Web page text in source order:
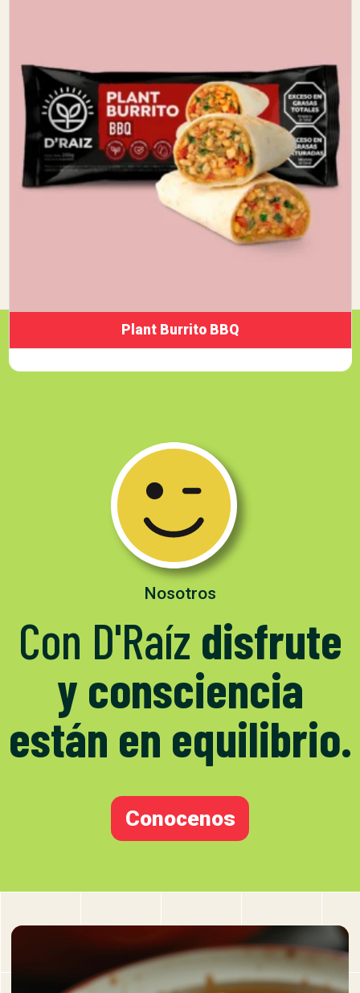
Plant Burrito BBQ
Nosotros
Con D'Raíz disfrute
y consciencia
están en equilibrio.
Conocenos